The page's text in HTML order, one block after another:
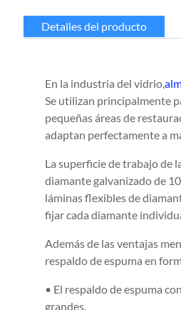
Detalles del producto
En la industria del vidrio,
Se utilizan principalmente
pequeñas áreas de
adaptan perfectamente a
La superficie de trabajo de
diamante galvanizado de
láminas flexibles de
fijar cada diamante
Además de las ventajas
respaldo de espuma en
• El respaldo de espuma
grandes.